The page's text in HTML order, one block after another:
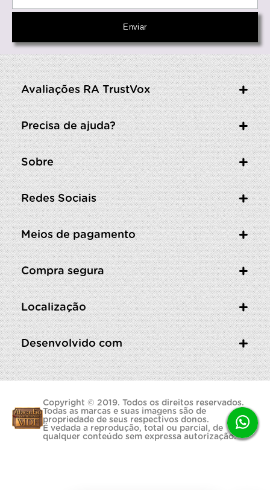
Avaliações RA TrustVox
Precisa de ajuda?
Sobre
Redes Sociais
Meios de pagamento
Compra segura
Localização
Desenvolvido com
Copyright © 2019. Todos os direitos reservados.
Todas as marcas e suas imagens são de
propriedade de seus respectivos donos.
É vedada a reprodução, total ou parcial, de
qualquer conteúdo sem expressa autorização.